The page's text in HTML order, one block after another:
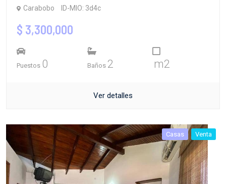
Carabobo ID-MIO: 3d4c
$ 3,300,000
Puestos 0 Baños 2 m2
Ver detalles
Casas Venta